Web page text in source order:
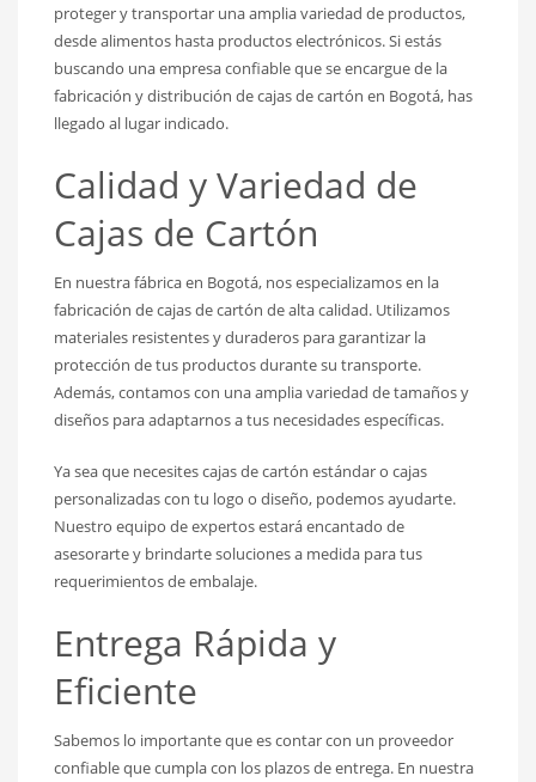
proteger y transportar una amplia variedad de productos,
desde alimentos hasta productos electrónicos. Si estás
buscando una empresa confiable que se encargue de la
fabricación y distribución de cajas de cartón en Bogotá, has
llegado al lugar indicado.
Calidad y Variedad de
Cajas de Cartón
En nuestra fábrica en Bogotá, nos especializamos en la
fabricación de cajas de cartón de alta calidad. Utilizamos
materiales resistentes y duraderos para garantizar la
protección de tus productos durante su transporte.
Además, contamos con una amplia variedad de tamaños y
diseños para adaptarnos a tus necesidades específicas.
Ya sea que necesites cajas de cartón estándar o cajas
personalizadas con tu logo o diseño, podemos ayudarte.
Nuestro equipo de expertos estará encantado de
asesorarte y brindarte soluciones a medida para tus
requerimientos de embalaje.
Entrega Rápida y
Eficiente
Sabemos lo importante que es contar con un proveedor
confiable que cumpla con los plazos de entrega. En nuestra